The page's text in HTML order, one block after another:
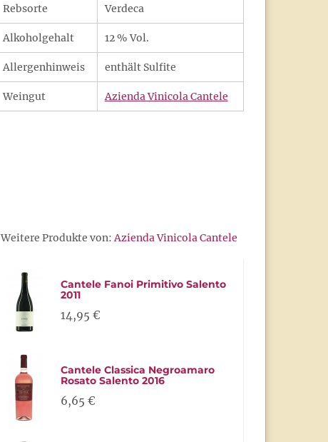
Rebsorte Verdeca
Alkoholgehalt 12 % Vol.
Allergenhinweis enthält Sulfite
Weingut Azienda Vinicola Cantele
Weitere Produkte von:Azienda Vinicola Cantele
Cantele Fanoi Primitivo Salento
2011
14,95 €
Cantele Classica Negroamaro
Rosato Salento 2016
6,65 €